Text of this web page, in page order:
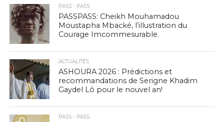
PASS - PASS
PASSPASS: Cheikh Mouhamadou
Moustapha Mbacké, l’illustration du
Courage Imcommesurable.
ACTUALITÉS
ASHOURA 2026 : Prédictions et
recommandations de Serigne Khadim
Gaydel Lô pour le nouvel an!
PASS - PASS